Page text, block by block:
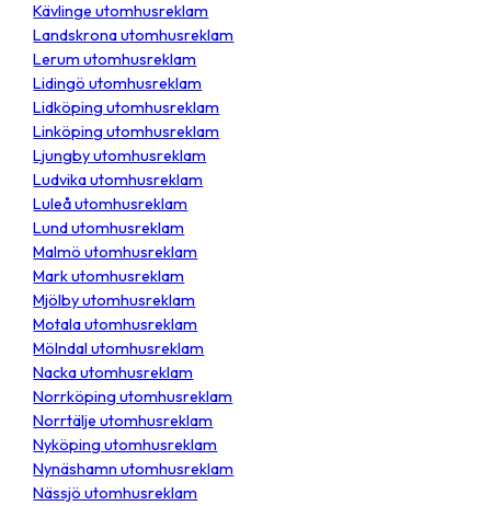
Kävlinge utomhusreklam
Landskrona utomhusreklam
Lerum utomhusreklam
Lidingö utomhusreklam
Lidköping utomhusreklam
Linköping utomhusreklam
Ljungby utomhusreklam
Ludvika utomhusreklam
Luleå utomhusreklam
Lund utomhusreklam
Malmö utomhusreklam
Mark utomhusreklam
Mjölby utomhusreklam
Motala utomhusreklam
Mölndal utomhusreklam
Nacka utomhusreklam
Norrköping utomhusreklam
Norrtälje utomhusreklam
Nyköping utomhusreklam
Nynäshamn utomhusreklam
Nässjö utomhusreklam